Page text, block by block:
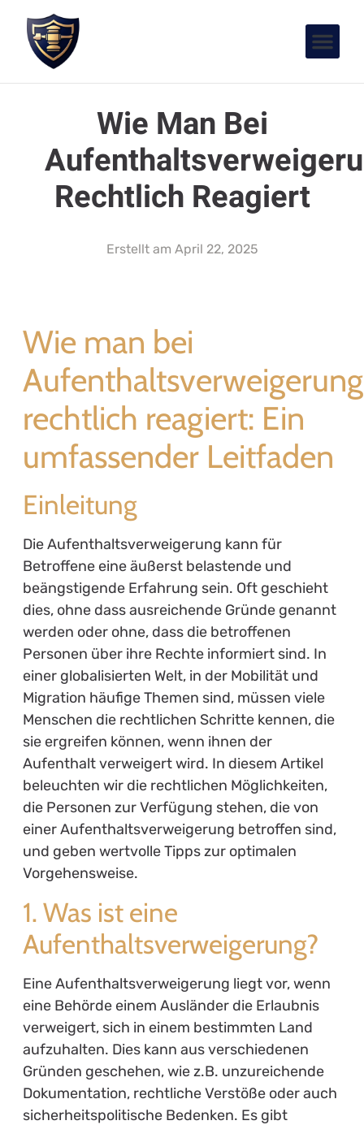
Wie Man Bei
Rechtlich Reagiert
Erstellt am April 22, 2025
Wie man bei
Aufenthaltsverweigerung
rechtlich reagiert: Ein
umfassender Leitfaden
Einleitung
Die Aufenthaltsverweigerung kann für
Betroffene eine äußerst belastende und
beängstigende Erfahrung sein. Oft geschieht
dies, ohne dass ausreichende Gründe genannt
werden oder ohne, dass die betroffenen
Personen über ihre Rechte informiert sind. In
einer globalisierten Welt, in der Mobilität und
Migration häufige Themen sind, müssen viele
Menschen die rechtlichen Schritte kennen, die
sie ergreifen können, wenn ihnen der
Aufenthalt verweigert wird. In diesem Artikel
beleuchten wir die rechtlichen Möglichkeiten,
die Personen zur Verfügung stehen, die von
einer Aufenthaltsverweigerung betroffen sind,
und geben wertvolle Tipps zur optimalen
Vorgehensweise.
1. Was ist eine
Aufenthaltsverweigerung?
Eine Aufenthaltsverweigerung liegt vor, wenn
eine Behörde einem Ausländer die Erlaubnis
verweigert, sich in einem bestimmten Land
aufzuhalten. Dies kann aus verschiedenen
Gründen geschehen, wie z.B. unzureichende
Dokumentation, rechtliche Verstöße oder auch
sicherheitspolitische Bedenken. Es gibt